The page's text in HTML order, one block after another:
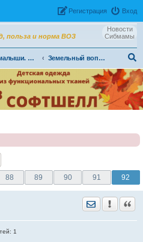
Вход
Рeгиcтpaция
Новости
Сибмамы
польза и норма ВОЗ
Наши малыши. Общение ровесников и соратников
Земельный вопрос
ои
ск
88 89 90 91 92
Отправить
1